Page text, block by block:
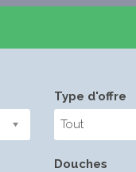
Type d'offre
Tout
Douches